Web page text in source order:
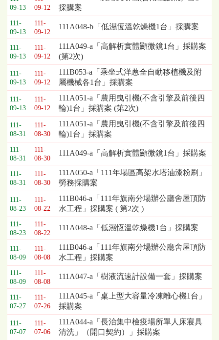
列
表，
欄
位
依
序
為：
開
標
日
期、
截
標
日
期、
公
告
事
項
09-13
09-12
採購案
111-
09-13
111-
09-12
111A048-b「低濕恆溫乾燥機1台」採購案
111-
09-13
111-
09-12
111A049-a「高解析實體顯微鏡1台」採購案
(第2次)
111-
09-13
111-
09-12
111B053-a「乘坐式洋蔥全自動移植機及附
屬機械各1台」採購案
111-
09-13
111-
09-12
111A051-a「農用曳引機(不含引擎及前後四
輪)1台」採購案 (第2次)
111-
08-31
111-
08-30
111A051-a「農用曳引機(不含引擎及前後四
輪)1台」採購案
111-
08-31
111-
08-30
111A049-a「高解析實體顯微鏡1台」採購案
111-
08-31
111-
08-30
111A050-a「111年場區高架水塔油漆粉刷」
勞務採購案
111-
08-23
111-
08-22
111B046-a「111年旗南分場辦公廳舍屋頂防
水工程」採購案 ( 第2次 )
111-
08-23
111-
08-22
111A048-a「低濕恆溫乾燥機1台」採購案
111-
08-09
111-
08-08
111B046-a「111年旗南分場辦公廳舍屋頂防
水工程」採購案
111-
08-09
111-
08-08
111A047-a「樹液流速計設備一套」採購案
111-
07-27
111-
07-26
111A045-a「桌上型大容量冷凍離心機1台」
採購案
111-
07-07
111-
07-06
111A044-a「長治集中檢疫場所單人床寢具
清洗」（開口契約）」採購案